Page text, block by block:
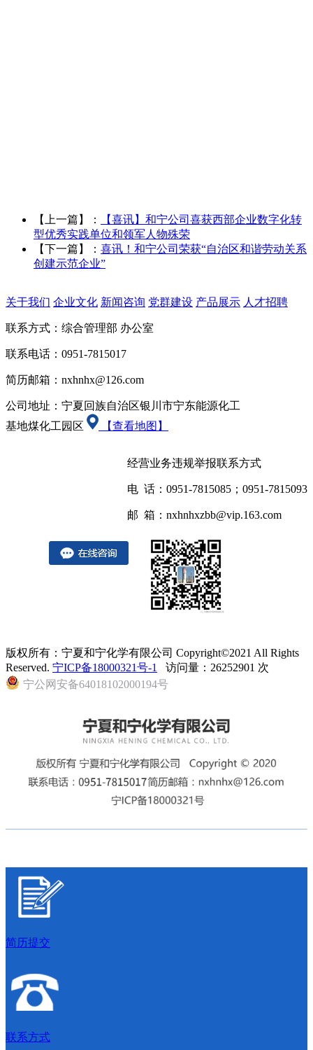
【上一篇】：
【喜讯】和宁公司喜获西部企业数字化转
型优秀实践单位和领军人物殊荣
【下一篇】： 喜讯！和宁公司荣获“自治区和谐劳动关系
创建示范企业”
关于我们 企业文化 新闻咨询 党群建设 产品展示 人才招聘
联系方式：综合管理部 办公室
联系电话：0951-7815017
简历邮箱：nxhnhx@126.com
公司地址：宁夏回族自治区银川市宁东能源化工
基地煤化工园区
【查看地图】
经营业务违规举报联系方式
电 话：0951-7815085；0951-7815093
邮 箱：nxhnhxzbb@vip.163.com
版权所有：宁夏和宁化学有限公司 Copyright©2021 All Rights
Reserved. 宁ICP备18000321号-1
访问量：26252901 次
宁公网安备64018102000194号
简历提交
联系方式